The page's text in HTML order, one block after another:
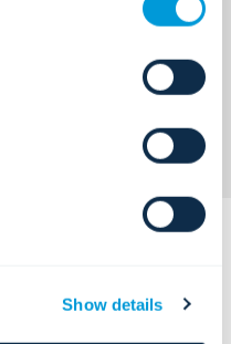
with.
Show details